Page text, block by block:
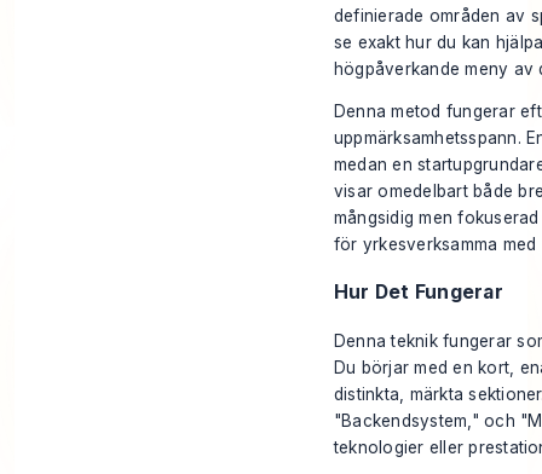
definierade områden av
se exakt hur du kan
högpåverkande meny av
Denna metod fungerar
uppmärksamhetsspann.
medan en
visar omedelbart både
mångsidig men
för yrkesverksamma
Hur Det Fungerar
Denna teknik fungerar
Du börjar med en kort,
distinkta, märkta
"Backendsystem," och
teknologier eller